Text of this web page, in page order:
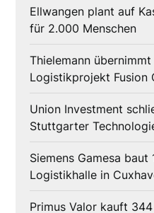
Ellwangen plant auf
für 2.000 Menschen
Thielemann
Logistikprojekt Fusion
Union Investment
Stuttgarter
Siemens Gamesa
Logistikhalle in
Primus Valor kauft